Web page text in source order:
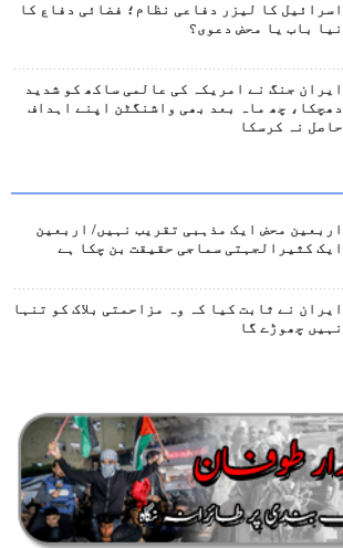
اسرائیل کا لیزر دفاعی نظام؛ فضائی دفاع کا
نیا باب یا محض دعوی؟
ایران جنگ نے امریکہ کی عالمی ساکھ کو شدید
دھچکا، چھ ماہ بعد بھی واشنگٹن اپنے اہداف
حاصل نہ کرسکا
اربعین محض ایک مذہبی تقریب نہیں/ اربعین
ایک کثیرالجہتی سماجی حقیقت بن چکا ہے
ایران نے ثابت کیا کہ وہ مزاحمتی بلاک کو تنہا
نہیں چھوڑے گا